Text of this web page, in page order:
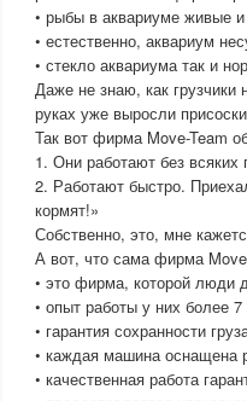
• рыбы в аквариуме живые
• естественно, аквариум
• стекло аквариума так и
Даже не знаю, как грузчики
руках уже выросли
Так вот фирма Move-Team
1. Они работают без всяких
2. Работают быстро.
кормят!»
Собственно, это, мне
А вот, что сама фирма
• это фирма, которой люди
• опыт работы у них более 7
• гарантия сохранности
• каждая машина оснащена
• качественная работа